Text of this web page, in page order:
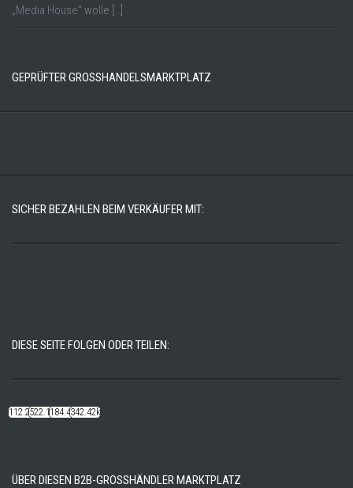
„Media House“ wolle […]
GEPRÜFTER GROSSHANDELSMARKTPLATZ
SICHER BEZAHLEN BEIM VERKÄUFER MIT:
DIESE SEITE FOLGEN ODER TEILEN:
112.22k522.14k184.48k342.42k
ÜBER DIESEN B2B-GROSSHÄNDLER MARKTPLATZ